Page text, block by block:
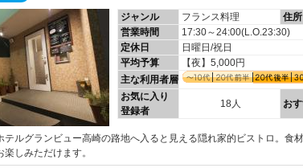
ジャンル フランス料理 住所
営業時間
17:30～24:00(L.O.23:30)
定休日
日曜日/祝日
平均予算
【夜】5,000円
主な利用者層
お気に入り
登録者
18人 お
テルグランビュー高崎の路地へ入ると見える隠れ家的ビストロ。食
しみただけます。